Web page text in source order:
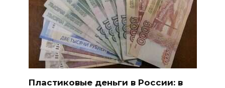
Пластиковые деньги в России: в